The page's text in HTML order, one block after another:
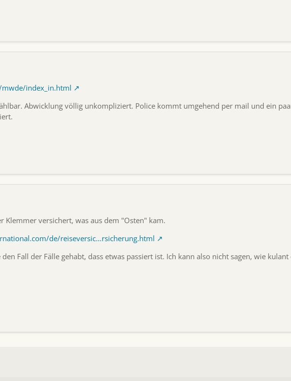
index_in.html
Abwicklung völlig unkompliziert. Police kommt umgehend per mail und ein
Klemmer versichert, was aus dem "Osten" kam.
de/reiseversic…rsicherung.html
Fall der Fälle gehabt, dass etwas passiert ist. Ich kann also nicht sagen, wie kulant